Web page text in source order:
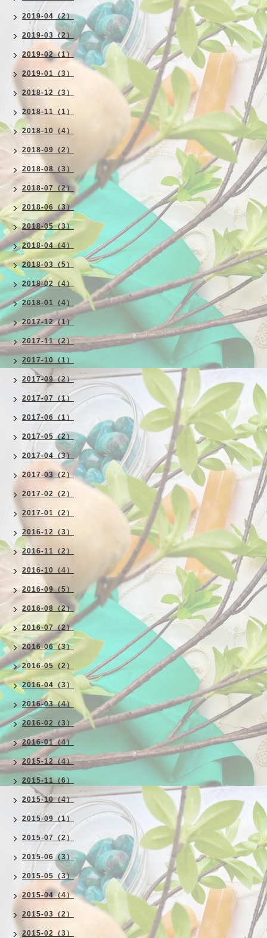
2019-04（2）
2019-03（2）
2019-02（1）
2019-01（3）
2018-12（3）
2018-11（1）
2018-10（4）
2018-09（2）
2018-08（3）
2018-07（2）
2018-06（3）
2018-05（3）
2018-04（4）
2018-03（5）
2018-02（4）
2018-01（4）
2017-12（1）
2017-11（2）
2017-10（1）
2017-09（2）
2017-07（1）
2017-06（1）
2017-05（2）
2017-04（3）
2017-03（2）
2017-02（2）
2017-01（2）
2016-12（3）
2016-11（2）
2016-10（4）
2016-09（5）
2016-08（2）
2016-07（2）
2016-06（3）
2016-05（2）
2016-04（3）
2016-03（4）
2016-02（3）
2016-01（4）
2015-12（4）
2015-11（6）
2015-10（4）
2015-09（1）
2015-07（2）
2015-06（3）
2015-05（3）
2015-04（4）
2015-03（2）
2015-02（3）